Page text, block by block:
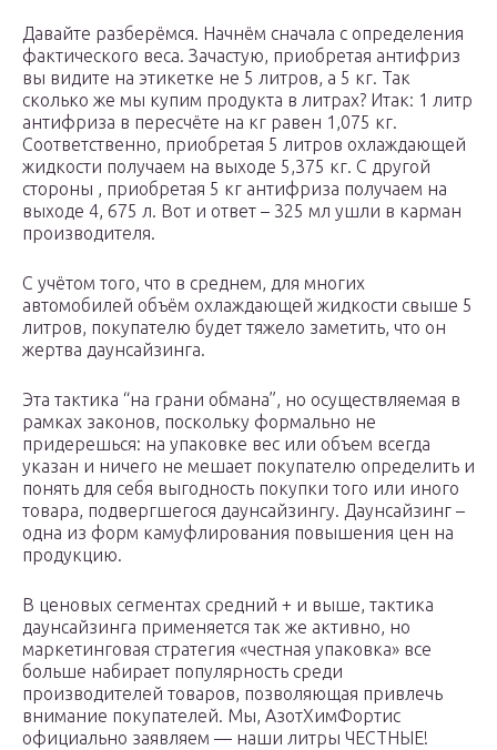
Давайте разберёмся. Начнём сначала с определения
фактического веса. Зачастую, приобретая антифриз
вы видите на этикетке не 5 литров, а 5 кг. Так
сколько же мы купим продукта в литрах? Итак: 1 литр
антифриза в пересчёте на кг равен 1,075 кг.
Соответственно, приобретая 5 литров охлаждающей
жидкости получаем на выходе 5,375 кг. С другой
стороны , приобретая 5 кг антифриза получаем на
выходе 4, 675 л. Вот и ответ – 325 мл ушли в карман
производителя.
С учётом того, что в среднем, для многих
автомобилей объём охлаждающей жидкости свыше 5
литров, покупателю будет тяжело заметить, что он
жертва даунсайзинга.
Эта тактика “на грани обмана”, но осуществляемая в
рамках законов, поскольку формально не
придерешься: на упаковке вес или объем всегда
указан и ничего не мешает покупателю определить и
понять для себя выгодность покупки того или иного
товара, подвергшегося даунсайзингу. Даунсайзинг –
одна из форм камуфлирования повышения цен на
продукцию.
В ценовых сегментах средний + и выше, тактика
даунсайзинга применяется так же активно, но
маркетинговая стратегия «честная упаковка» все
больше набирает популярность среди
производителей товаров, позволяющая привлечь
внимание покупателей. Мы, АзотХимФортис
официально заявляем — наши литры ЧЕСТНЫЕ!